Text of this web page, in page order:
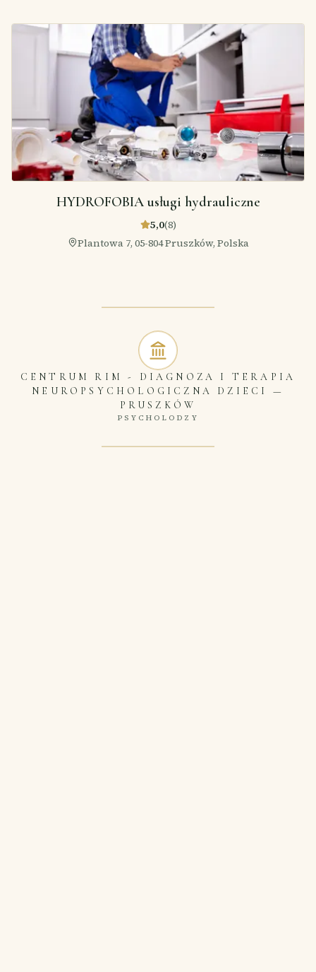
HYDROFOBIA usługi hydrauliczne
5,0(8)
Plantowa 7, 05-804 Pruszków, Polska
CENTRUM RIM - DIAGNOZA I TERAPIA
NEUROPSYCHOLOGICZNA DZIECI
—
PRUSZKÓW
PSYCHOLODZY